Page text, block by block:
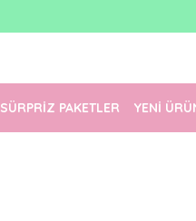
SÜRPRİZ PAKETLER YENİ